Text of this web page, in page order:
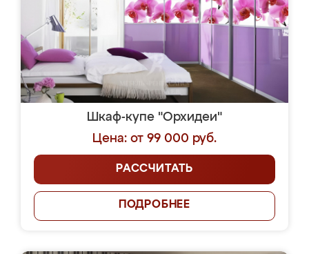
Шкаф-купе "Орхидеи"
Цена: от 99 000 руб.
РАССЧИТАТЬ
ПОДРОБНЕЕ